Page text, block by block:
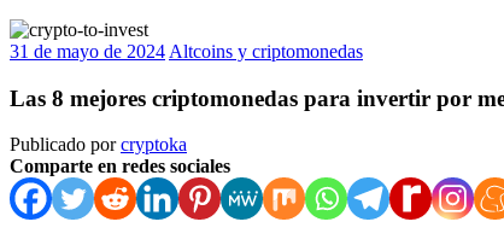
31 de mayo de 2024 Altcoins y criptomonedas
Las 8 mejores criptomonedas para invertir por
Publicado porcryptoka
Comparte en redes sociales